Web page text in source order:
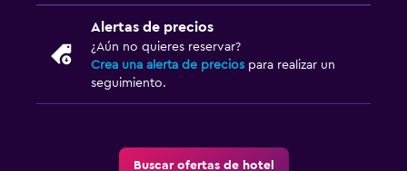
Alertas de precios
¿Aún no quieres reservar?
Crea una alerta de precios para realizar un
seguimiento.
Buscar ofertas de hotel